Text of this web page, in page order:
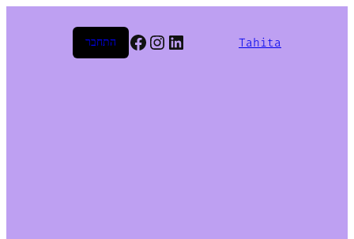
Tahita
LinkedIn
Instagram
Facebook
התחבר